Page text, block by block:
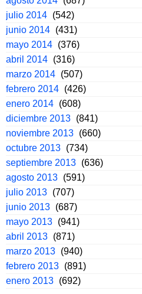
julio 2014 (542)
junio 2014 (431)
mayo 2014 (376)
abril 2014 (316)
marzo 2014 (507)
febrero 2014 (426)
enero 2014 (608)
diciembre 2013 (841)
noviembre 2013 (660)
octubre 2013 (734)
septiembre 2013 (636)
agosto 2013 (591)
julio 2013 (707)
junio 2013 (687)
mayo 2013 (941)
abril 2013 (871)
marzo 2013 (940)
febrero 2013 (891)
enero 2013 (692)